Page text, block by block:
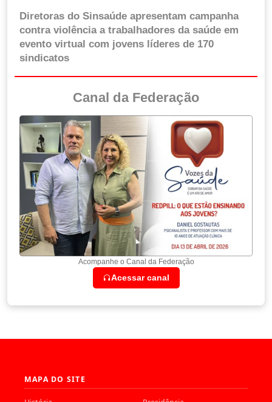
Diretoras do Sinsaúde apresentam campanha
contra violência a trabalhadores da saúde em
evento virtual com jovens líderes de 170
sindicatos
Canal da Federação
Acompanhe o Canal da Federação
Acessar canal
MAPA DO SITE